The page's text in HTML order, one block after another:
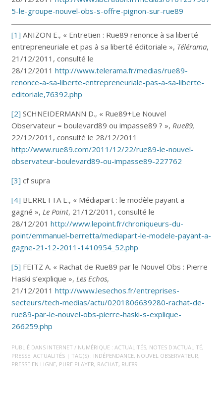
5-le-groupe-nouvel-obs-s-offre-pignon-sur-rue89
[1] ANIZON E., « Entretien : Rue89 renonce à sa liberté
entrepreneuriale et pas à sa liberté éditoriale », Télérama,
21/12/2011, consulté le
28/12/2011 http://www.telerama.fr/medias/rue89-
renonce-a-sa-liberte-entrepreneuriale-pas-a-sa-liberte-
editoriale,76392.php
[2] SCHNEIDERMANN D., « Rue89+Le Nouvel
Observateur = boulevard89 ou impasse89 ? », Rue89,
22/12/2011, consulté le 28/12/2011
http://www.rue89.com/2011/12/22/rue89-le-nouvel-
observateur-boulevard89-ou-impasse89-227762
[3] cf supra
[4] BERRETTA E., « Médiapart : le modèle payant a
gagné », Le Point, 21/12/2011, consulté le
28/12/201 http://www.lepoint.fr/chroniqueurs-du-
point/emmanuel-berretta/mediapart-le-modele-payant-a-
gagne-21-12-2011-1410954_52.php
[5] FEITZ A. « Rachat de Rue89 par le Nouvel Obs : Pierre
Haski s’explique », Les Echos,
21/12/2011 http://www.lesechos.fr/entreprises-
secteurs/tech-medias/actu/0201806639280-rachat-de-
rue89-par-le-nouvel-obs-pierre-haski-s-explique-
266259.php
PUBLIÉ DANS INTERNET / NUMÉRIQUE : ACTUALITÉS, NOTES D'ACTUALITÉ,
PRESSE: ACTUALITÉS | TAG(S) : INDÉPENDANCE, NOUVEL OBSERVATEUR,
PRESSE EN LIGNE, PURE PLAYER, RACHAT, RUE89